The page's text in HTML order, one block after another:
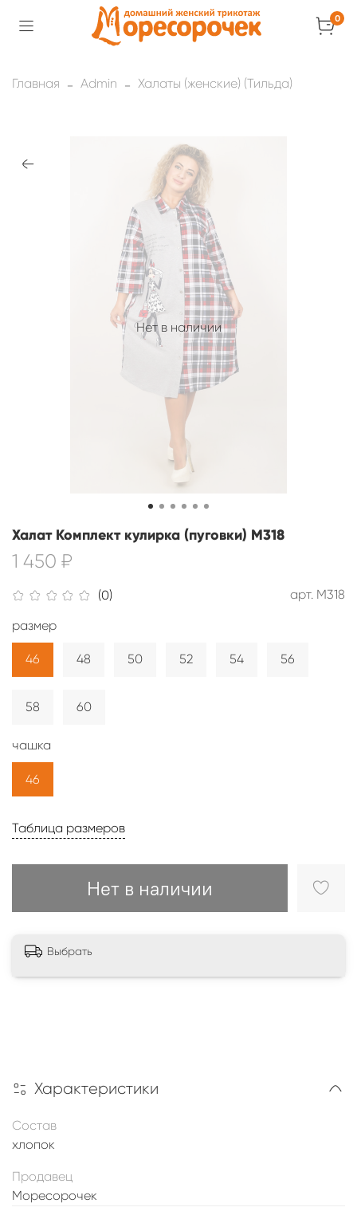
0
Главная Admin Халаты (женские) (Тильда)
Нет в наличии
(0) арт. М318
Халат Комплект кулирка (пуговки) М318
1 450 ₽
Таблица размеров
Нет в наличии
размер
46 48 50 52 54 56
58 60
чашка
46
Выбрать
Характеристики
Состав
хлопок
Продавец
Моресорочек